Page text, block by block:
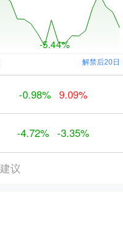
-5.44%
-0.98% 9.09%
-4.72% -3.35%
议